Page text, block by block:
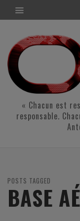
« Chacun est
responsable.
POSTS TAGGED
BASE